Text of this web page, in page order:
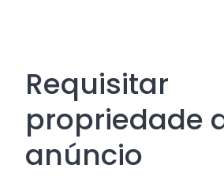
Requisitar
propriedade
anúncio